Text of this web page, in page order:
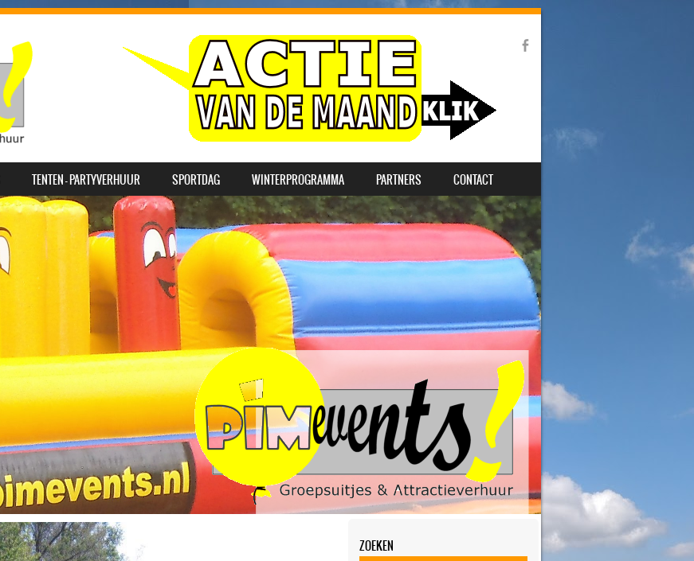
TENTEN – PARTYVERHUUR SPORTDAG WINTERPROGRAMMA PARTNERS CONTACT
ZOEKEN